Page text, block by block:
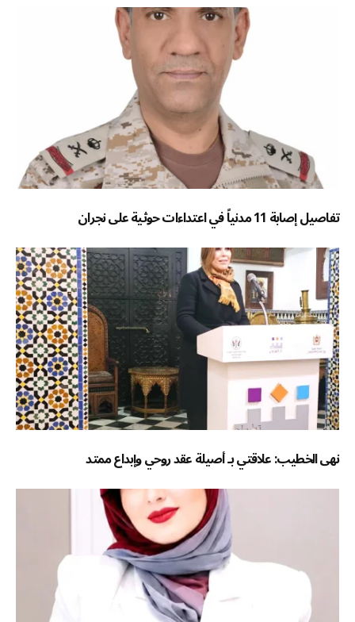
تفاصيل إصابة 11 مدنياً في اعتداءات حوثية على نجران
نهى الخطيب: علاقتي بـ أصيلة عقد روحي وإبداع ممتد